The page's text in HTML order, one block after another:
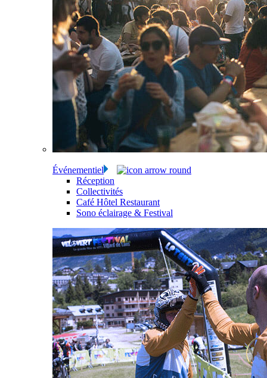
Événementiel
Réception
Collectivités
Café Hôtel Restaurant
Sono éclairage & Festival